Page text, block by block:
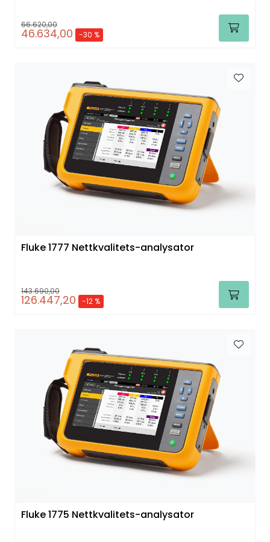
66.620,00
46.634,00 -30 %
Fluke 1777 Nettkvalitets-analysator
143.690,00
126.447,20 -12 %
Fluke 1775 Nettkvalitets-analysator